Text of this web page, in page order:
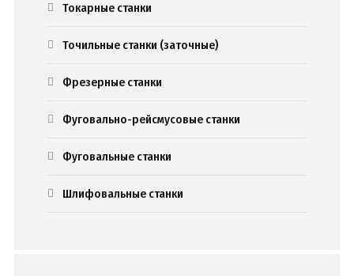
Токарные станки
Точильные станки (заточные)
Фрезерные станки
Фуговально-рейсмусовые станки
Фуговальные станки
Шлифовальные станки